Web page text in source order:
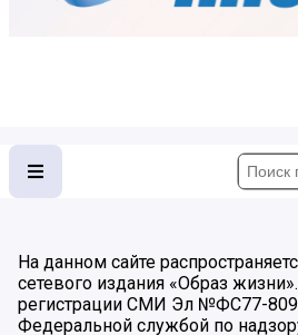
На данном сайте
сетевого издания «Образ
регистрации СМИ Эл №ФС77-
Федеральной службой по